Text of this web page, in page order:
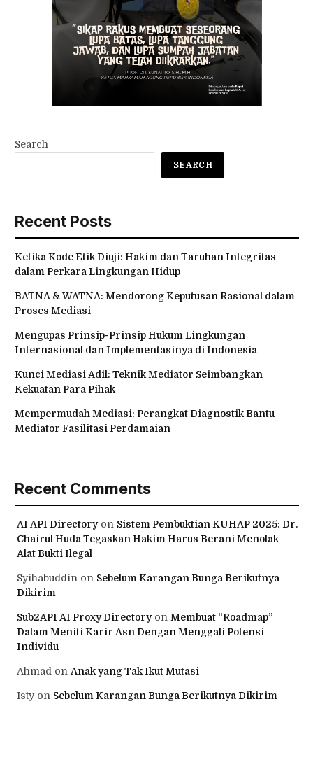
Search
SEARCH
Recent Posts
Ketika Kode Etik Diuji: Hakim dan Taruhan Integritas
dalam Perkara Lingkungan Hidup
BATNA & WATNA: Mendorong Keputusan Rasional dalam
Proses Mediasi
Mengupas Prinsip-Prinsip Hukum Lingkungan
Internasional dan Implementasinya di Indonesia
Kunci Mediasi Adil: Teknik Mediator Seimbangkan
Kekuatan Para Pihak
Mempermudah Mediasi: Perangkat Diagnostik Bantu
Mediator Fasilitasi Perdamaian
Recent Comments
AI API Directoryon Sistem Pembuktian KUHAP 2025: Dr.
Chairul Huda Tegaskan Hakim Harus Berani Menolak
Alat Bukti Ilegal
Syihabuddin on Sebelum Karangan Bunga Berikutnya
Dikirim
Sub2API AI Proxy Directoryon Membuat “Roadmap”
Dalam Meniti Karir Asn Dengan Menggali Potensi
Individu
Ahmad on Anak yang Tak Ikut Mutasi
Istyon Sebelum Karangan Bunga Berikutnya Dikirim